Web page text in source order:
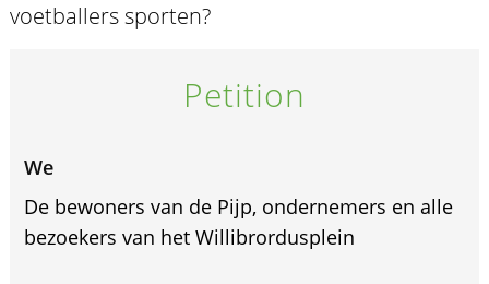
voetballers sporten?
Petition
We
De bewoners van de Pijp, ondernemers en alle
bezoekers van het Willibrordusplein